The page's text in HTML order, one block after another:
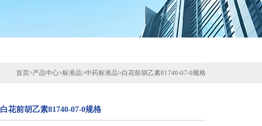
首页>产品中心>标准品>中药标准品>白花前胡乙素81740-07-0规格
白花前胡乙素81740-07-0规格